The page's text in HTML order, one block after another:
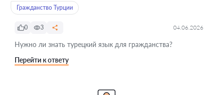
Гражданство Турции
0 3 04.06.2026
Нужно ли знать турецкий язык для гражданства?
Перейти к ответу